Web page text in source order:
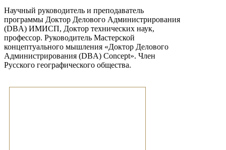
Научный руководитель и преподаватель
программы Доктор Делового Администрирования
(DBA) ИМИСП, Доктор технических наук,
профессор. Руководитель Мастерской
концептуального мышления «Доктор Делового
Администрирования (DBA) Concept». Член
Русского географического общества.